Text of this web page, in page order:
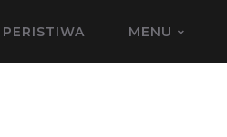
PERISTIWA MENU